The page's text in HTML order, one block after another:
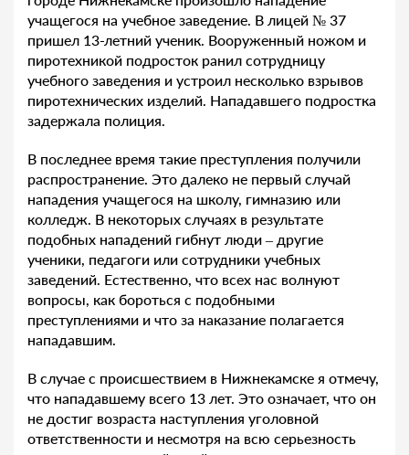
учащегося на учебное заведение. В лицей № 37
пришел 13-летний ученик. Вооруженный ножом и
пиротехникой подросток ранил сотрудницу
учебного заведения и устроил несколько взрывов
пиротехнических изделий. Нападавшего подростка
задержала полиция.
В последнее время такие преступления получили
распространение. Это далеко не первый случай
нападения учащегося на школу, гимназию или
колледж. В некоторых случаях в результате
подобных нападений гибнут люди – другие
ученики, педагоги или сотрудники учебных
заведений. Естественно, что всех нас волнуют
вопросы, как бороться с подобными
преступлениями и что за наказание полагается
нападавшим.
В случае с происшествием в Нижнекамске я отмечу,
что нападавшему всего 13 лет. Это означает, что он
не достиг возраста наступления уголовной
ответственности и несмотря на всю серьезность